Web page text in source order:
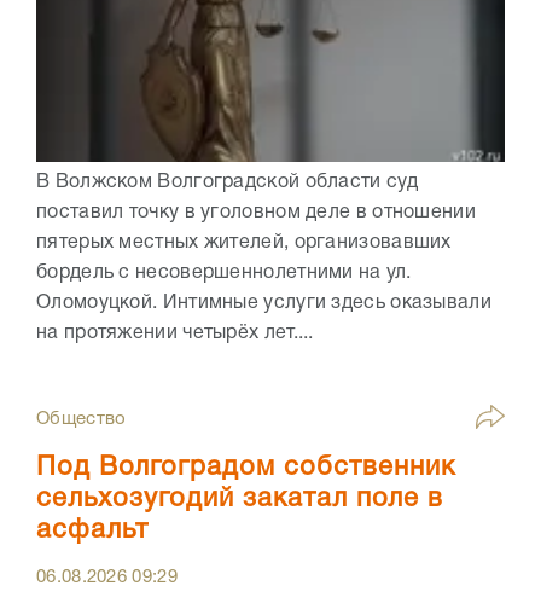
В Волжском Волгоградской области суд
поставил точку в уголовном деле в отношении
пятерых местных жителей, организовавших
бордель с несовершеннолетними на ул.
Оломоуцкой. Интимные услуги здесь оказывали
на протяжении четырёх лет....
Общество
Под Волгоградом собственник
сельхозугодий закатал поле в
асфальт
06.08.202609:29